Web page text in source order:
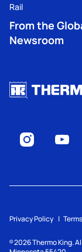
Rail
From the
Newsroom
Privacy Policy
© 2026Thermo King.